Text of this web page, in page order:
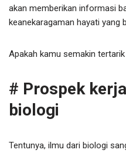
akan memberikan informasi
keanekaragaman hayati yang
Apakah kamu semakin
# Prospek
biologi
Tentunya, ilmu dari biologi